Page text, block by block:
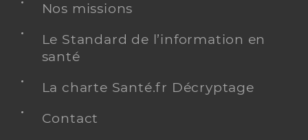
Nos missions
Le Standard de l’information en
santé
La charte Santé.fr Décryptage
Contact